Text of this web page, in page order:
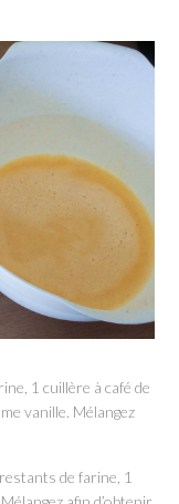
1 cuillère à café de
vanille. Mélangez
de farine, 1